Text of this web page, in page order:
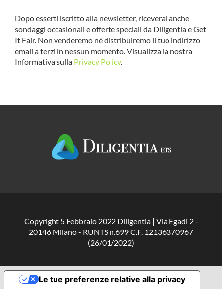
Dopo esserti iscritto alla newsletter, riceverai anche
sondaggi occasionali e offerte speciali da Diligentia e Get
It Fair. Non venderemo né distribuiremo il tuo indirizzo
email a terzi in nessun momento. Visualizza la nostra
Informativa sulla Privacy Policy.
Copyright 5 Febbraio 2022 Diligentia | Via Egadi 2 -
20146 Milano - RUNTS n.699 C.F. 12136370967
(26/01/2022)
Le tue preferenze relative alla privacy